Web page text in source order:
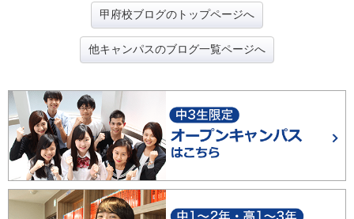
甲府校ブログのトップページへ
他キャンパスのブログ一覧ページへ